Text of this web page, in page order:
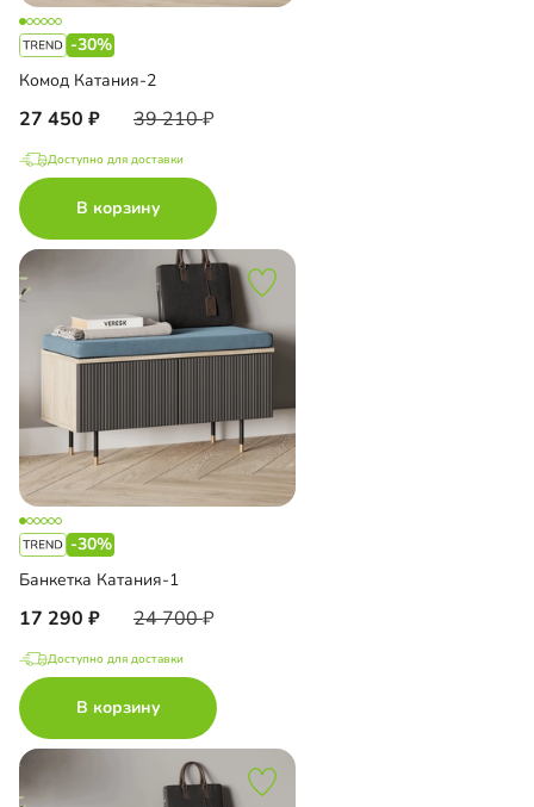
-30%
Комод Катания-2
27 450 39 210
Доступно для доставки
В корзину
-30%
Банкетка Катания-1
17 290 24 700
Доступно для доставки
В корзину